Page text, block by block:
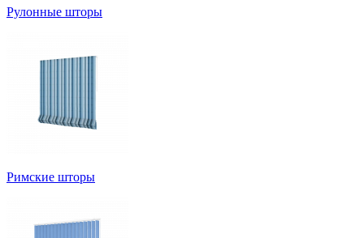
Рулонные шторы
Римские шторы